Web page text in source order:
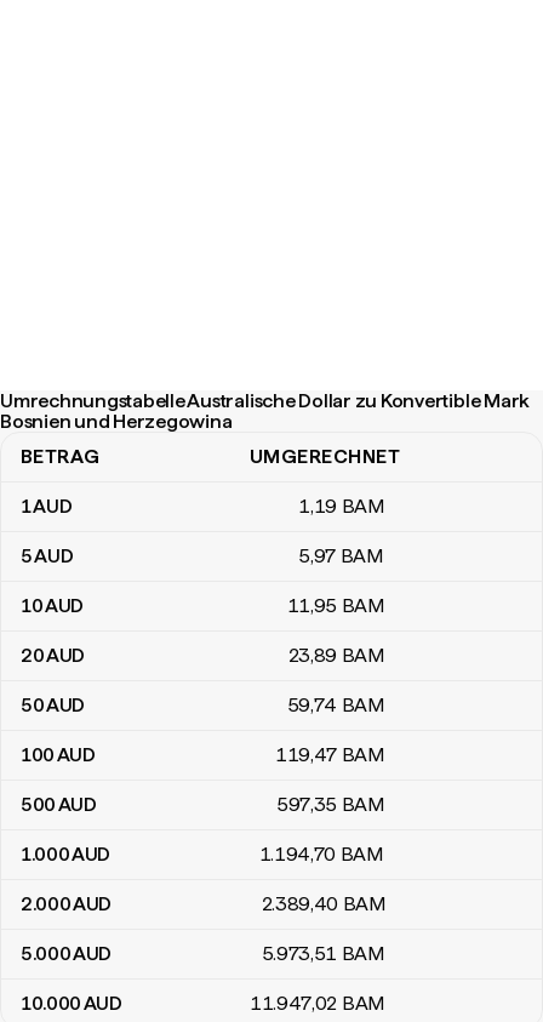
Umrechnungstabelle Australische Dollar zu Konvertible Mark
Bosnien und Herzegowina
Umrechnungstabelle Australische Dollar zu Konvertible Mark
BETRAG UMGERECHNET
1AUD 1,19 BAM
5AUD 5,97 BAM
10AUD 11,95 BAM
20AUD 23,89 BAM
50AUD 59,74 BAM
100AUD 119,47 BAM
500AUD 597,35 BAM
1.000AUD 1.194,70 BAM
2.000AUD 2.389,40 BAM
5.000AUD 5.973,51 BAM
10.000AUD 11.947,02 BAM